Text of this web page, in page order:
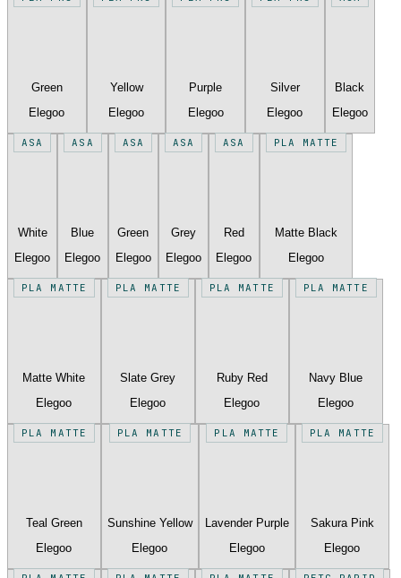
Green
Elegoo
Yellow
Elegoo
Purple
Elegoo
Silver
Elegoo
Black
Elegoo
ASA
White
Elegoo
ASA
Blue
Elegoo
ASA
Green
Elegoo
ASA
Grey
Elegoo
ASA
Red
Elegoo
PLA MATTE
Matte Black
Elegoo
PLA MATTE
Matte White
Elegoo
PLA MATTE
Slate Grey
Elegoo
PLA MATTE
Ruby Red
Elegoo
PLA MATTE
Navy Blue
Elegoo
PLA MATTE
Teal Green
Elegoo
PLA MATTE
Sunshine Yellow
Elegoo
PLA MATTE
Lavender Purple
Elegoo
PLA MATTE
Sakura Pink
Elegoo